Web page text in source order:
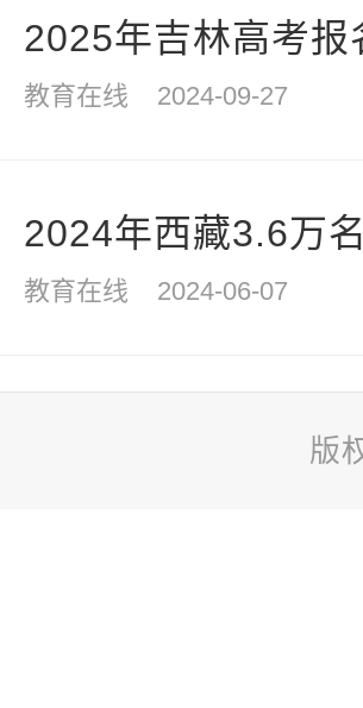
2025年吉林高考
教育在线 2024-09-27
2024年西藏3.6万
教育在线 2024-06-07
版